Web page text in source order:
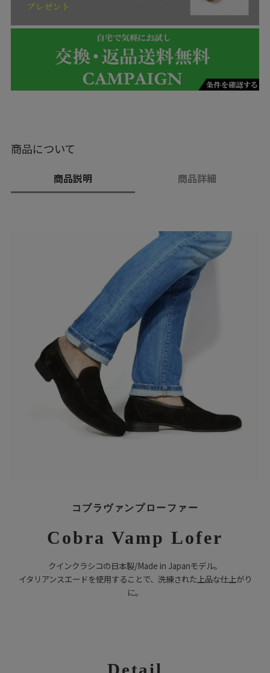
商品について
商品説明 商品詳細
コブラヴァンプローファー
Cobra Vamp Lofer
クインクラシコの日本製/Made in Japanモデル。
イタリアンスエードを使用することで、洗練された上品な仕上がり
に。
Detail